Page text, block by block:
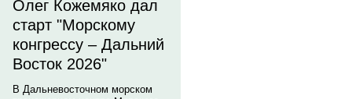
Олег Кожемяко дал
старт "Морскому
конгрессу – Дальний
Восток 2026"
В Дальневосточном морском